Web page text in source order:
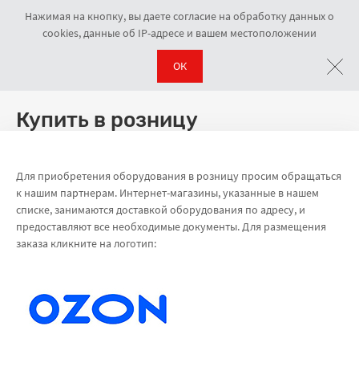
Купить в розницу
Купить в розницу
Для приобретения оборудования в розницу просим обращаться
к нашим партнерам. Интернет-магазины, указанные в нашем
списке, занимаются доставкой оборудования по адресу, и
предоставляют все необходимые документы. Для размещения
заказа кликните на логотип:
Нажимая на кнопку, вы даете согласие на обработку данных о
cookies, данные об IP-адресе и вашем местоположении
ОК